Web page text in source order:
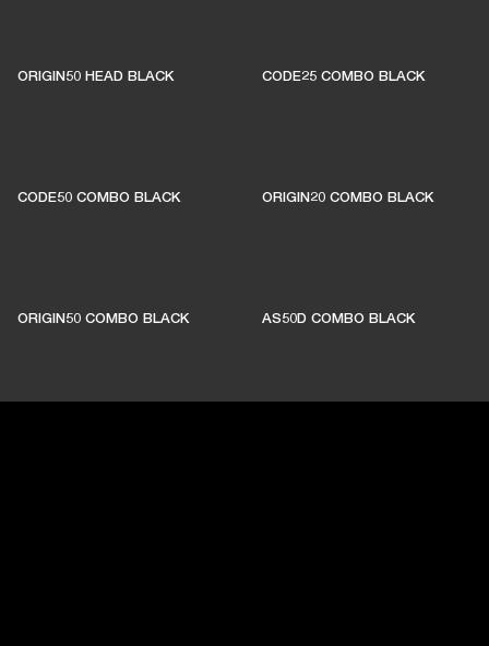
ORIGIN50 HEAD BLACK CODE25 COMBO BLACK
CODE50 COMBO BLACK ORIGIN20 COMBO BLACK
ORIGIN50 COMBO BLACK AS50D COMBO BLACK